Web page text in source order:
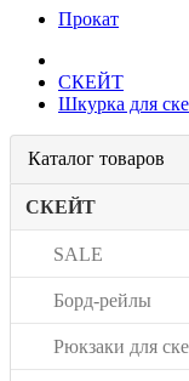
Прокат
СКЕЙТ
Шкурка для
Каталог товаров
СКЕЙТ
SALE
Борд-рейлы
Рюкзаки для